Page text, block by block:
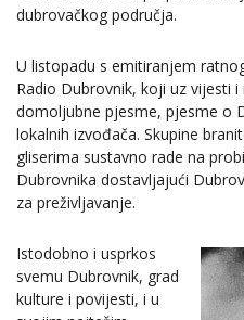
dubrovačkog područja.
U listopadu s emitiranjem
Radio Dubrovnik, koji uz vijesti
domoljubne pjesme, pjesme o
lokalnih izvođača. Skupine
gliserima sustavno rade na
Dubrovnika dostavljajući
za preživljavanje.
Istodobno i usprkos
svemu Dubrovnik, grad
kulture i povijesti, i u